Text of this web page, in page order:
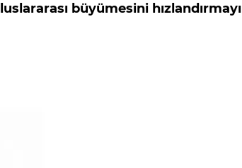
büyümesini hızlandırmayı